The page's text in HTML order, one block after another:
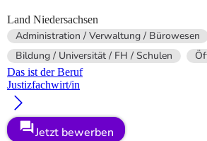
Land Niedersachsen
Administration / Verwaltung / Bürowesen
Bildung / Universität / FH / Schulen
Das ist der Beruf
Justizfachwirt/in
Jetzt bewerben